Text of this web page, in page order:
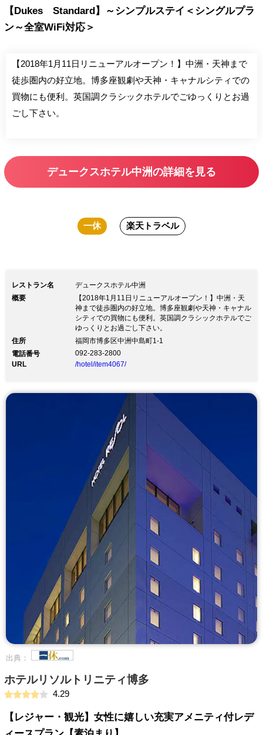
【Dukes Standard】～シンプルステイ＜シングルプラ
ン～全室WiFi対応＞
【2018年1月11日リニューアルオープン！】中洲・天神まで
徒歩圏内の好立地。博多座観劇や天神・キャナルシティでの
買物にも便利。英国調クラシックホテルでごゆっくりとお過
ごし下さい。
デュークスホテル中洲の詳細を見る
一休 楽天トラベル
レストラン名
デュークスホテル中洲
概要
【2018年1月11日リニューアルオープン！】中洲・天
神まで徒歩圏内の好立地。博多座観劇や天神・キャナル
シティでの買物にも便利。英国調クラシックホテルでご
ゆっくりとお過ごし下さい。
住所
福岡市博多区中洲中島町1-1
電話番号
092-283-2800
URL
/hotel/item4067/
出典：
ホテルリソルトリニティ博多
4.29
【レジャー・観光】女性に嬉しい充実アメニティ付レデ